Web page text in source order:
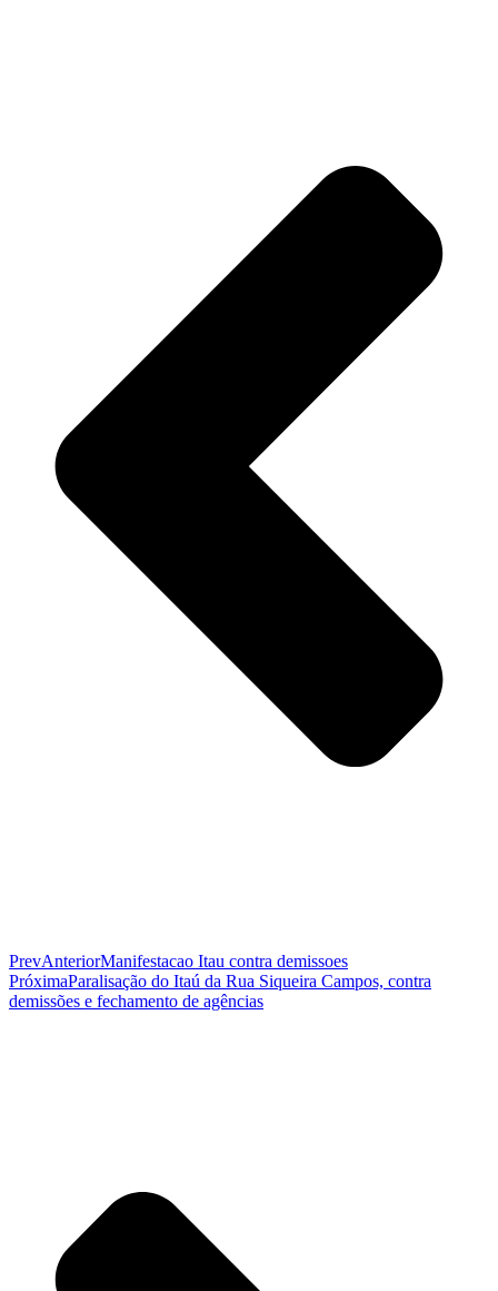
PrevAnteriorManifestacao Itau contra demissoes
PróximaParalisação do Itaú da Rua Siqueira Campos, contra
demissões e fechamento de agências